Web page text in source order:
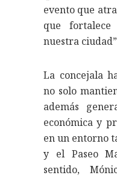
evento que
que
nuestra
La concejala
no solo
además
económica y
en un entorno
y el Paseo
sentido,